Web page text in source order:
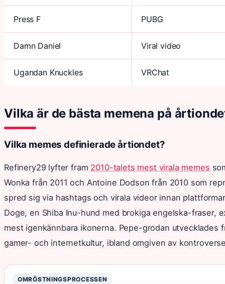
Press F PUBG
Damn Daniel Viral video
Ugandan Knuckles VRChat
Vilka är de bästa memena på
Vilka memes definierade årtiondet?
Refinery29 lyfter fram 2010-talets mest virala memes
Wonka från 2011 och Antoine Dodson från 2010 som
spred sig via hashtags och virala videor innan
Doge, en Shiba Inu-hund med brokiga engelska-fraser,
mest igenkännbara ikonerna. Pepe-grodan
gamer- och internetkultur, ibland omgiven av
OMRÖSTNINGSPROCESSEN